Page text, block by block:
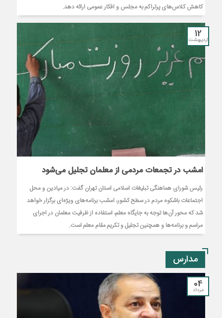
کاهش کلاس‌های پرتراکم به مجلس و افکار عمومی ارائه دهد.
12
اردیبهشت
امشب در تجمعات مردمی از معلمان تجلیل می‌شود
رئیس شورای هماهنگی تبلیغات اسلامی استان تهران گفت: در میادین و محل
اجتماعات باشکوه مردم در سطح کشور، امشب برنامه‌های ویژه‌ای برگزار خواهد
شد که محور آن‌ها توجه به جایگاه معلم، استفاده از ظرفیت معلمان در اجرای
مراسم و برنامه‌ها و همچنین تجلیل و تکریم مقام معلم است.
مدارس
04
مرداد